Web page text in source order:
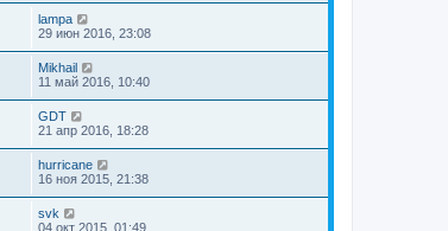
lampa
29 июн 2016, 23:08
Mikhail
11 май 2016, 10:40
GDT
21 апр 2016, 18:28
hurricane
16 ноя 2015, 21:38
svk
04 окт 2015, 01:49